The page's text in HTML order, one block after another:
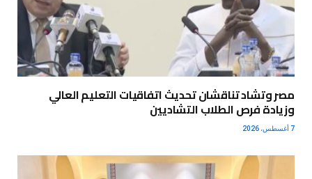
مصر وتشاد تناقشان تحديث اتفاقيات التعليم العالي
وزيادة فرص الطلاب التشاديين
7 أغسطس، 2026